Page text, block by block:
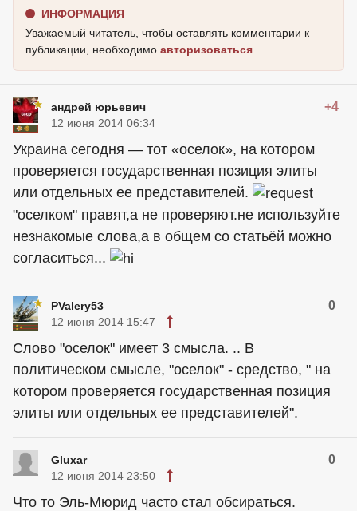
ИНФОРМАЦИЯ
Уважаемый читатель, чтобы оставлять комментарии к
публикации, необходимо авторизоваться
андрей юрьевич +4
12 июня 2014 06:34
Украина сегодня — тот «оселок», на котором
проверяется государственная позиция элиты
или отдельных ее представителей.
"оселком" правят,а не проверяют.не используйте
незнакомые слова,а в общем со статьёй можно
согласиться...
PValery53 0
12 июня 2014 15:47
Слово "оселок" имеет 3 смысла. .. В
политическом смысле, "оселок" - средство, " на
котором проверяется государственная позиция
элиты или отдельных ее представителей".
Gluxar_ 0
12 июня 2014 23:50
Что то Эль-Мюрид часто стал обсираться.